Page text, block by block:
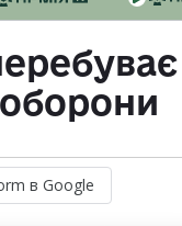
в Google